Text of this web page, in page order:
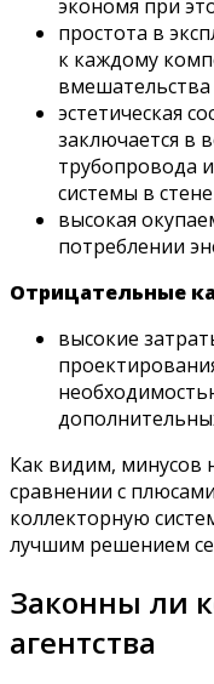
экономя при
простота в
к каждому
вмешательства
эстетическая
заключается в
трубопровода
системы в
высокая
потреблении
Отрицательные
высокие
Как видим, минусов
сравнении с
коллекторную
лучшим решением
Законны ли
агентства